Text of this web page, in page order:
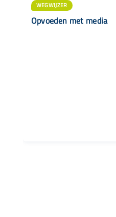
WEGWIJZER
Opvoeden met media